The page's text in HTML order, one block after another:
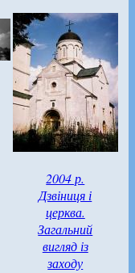
2004 р.
Дзвіниця і
церква.
Загальний
вигляд із
заходу